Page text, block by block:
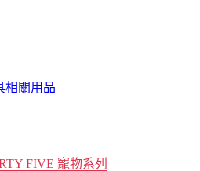
相關用品
FIVE 寵物系列